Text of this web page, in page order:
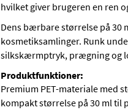
hvilket giver brugeren en ren
Dens bærbare størrelse på 30
kosmetiksamlinger. Runk
silkskærmptryk, prægning og
Produktfunktioner:
Premium PET-materiale med
kompakt størrelse på 30 ml til